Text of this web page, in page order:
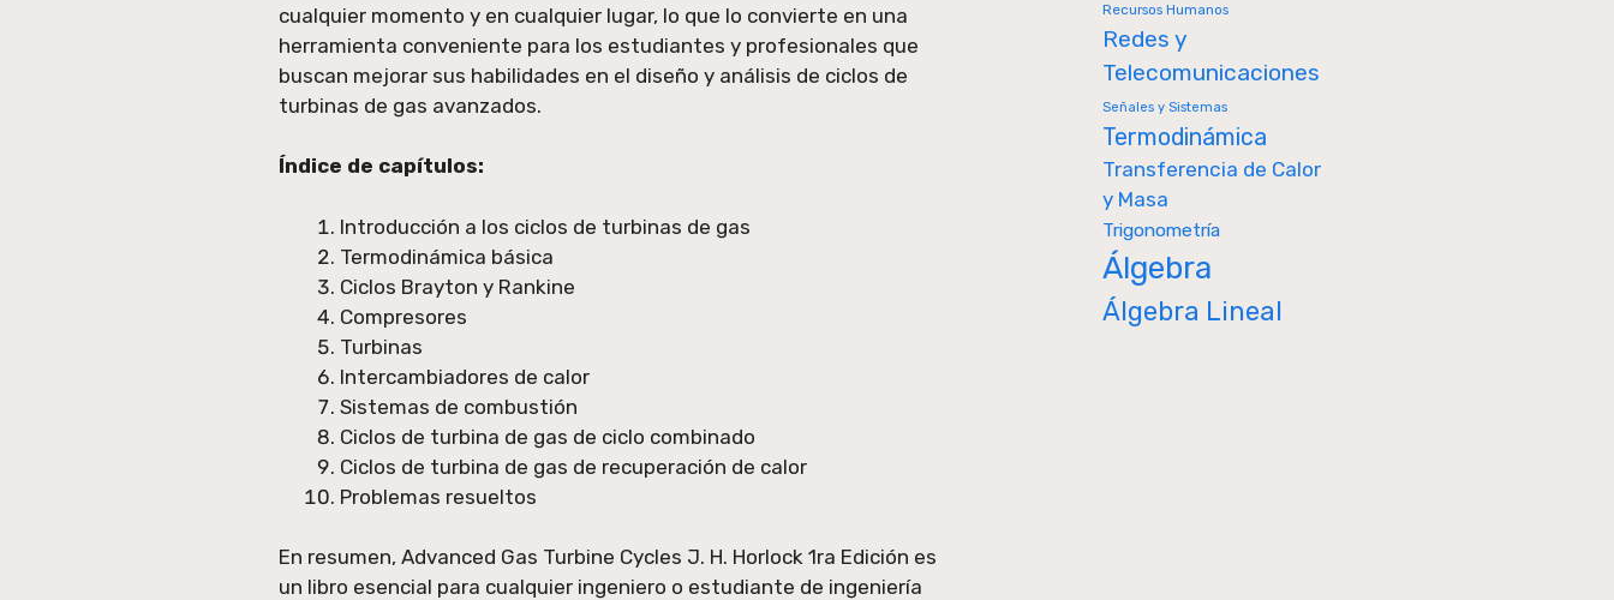
cualquier momento y en cualquier lugar, lo que lo convierte en una
herramienta conveniente para los estudiantes y profesionales que
buscan mejorar sus habilidades en el diseño y análisis de ciclos de
turbinas de gas avanzados.
Índice de capítulos:
Introducción a los ciclos de turbinas de gas
Termodinámica básica
Ciclos Brayton y Rankine
Compresores
Turbinas
Intercambiadores de calor
Sistemas de combustión
Ciclos de turbina de gas de ciclo combinado
Ciclos de turbina de gas de recuperación de calor
Problemas resueltos
En resumen, Advanced Gas Turbine Cycles J. H. Horlock 1ra Edición es
un libro esencial para cualquier ingeniero o estudiante de ingeniería
Recursos Humanos
Redes y
Telecomunicaciones
Señales y Sistemas
Termodinámica
Transferencia de Calor
y Masa
Trigonometría
Álgebra
Álgebra Lineal